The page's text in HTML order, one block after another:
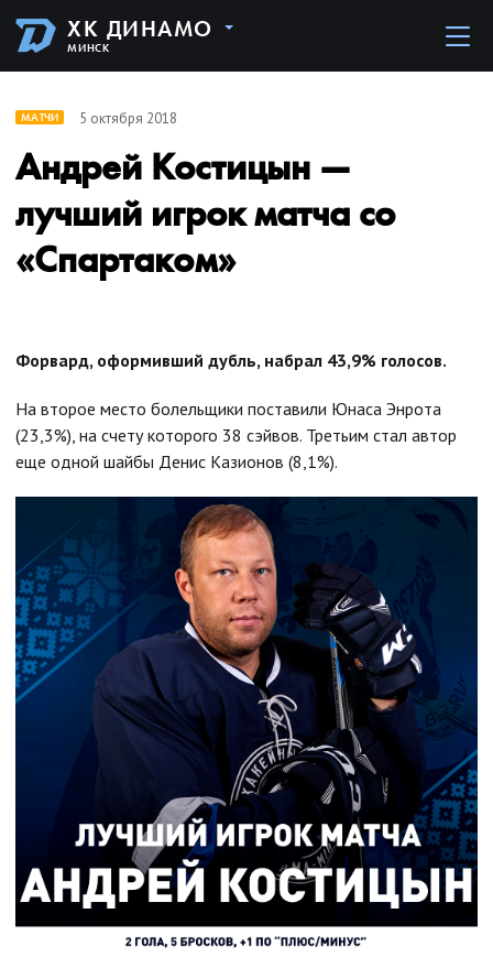
ХК ДИНАМО
МИНСК
МАТЧИ 5 октября 2018
Андрей Костицын —
лучший игрок матча со
«Спартаком»
Форвард, оформивший дубль, набрал 43,9% голосов.
На второе место болельщики поставили Юнаса Энрота
(23,3%), на счету которого 38 сэйвов. Третьим стал автор
еще одной шайбы Денис Казионов (8,1%).